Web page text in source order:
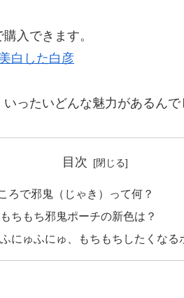
入できます。
白した白彦
ったいどんな魅力があるんで
目次
ろで邪鬼（じゃき）って何？
もちもち邪鬼ポーチの新色は？
ふにゅふにゅ、もちもちしたくなる